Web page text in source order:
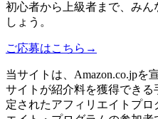
初心者から上級者まで、みん
しょう。
ご応募はこちら →
当サイトは、Amazon.co.jpを
サイトが紹介料を獲得でき
定されたアフィリエイトプロ